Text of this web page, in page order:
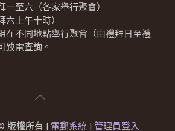
一至六（各家舉行聚會）
上午十時）
在不同地點舉行聚會（由禮拜日至禮
致電查詢。
版權所有 | 電郵系統 | 管理員登入